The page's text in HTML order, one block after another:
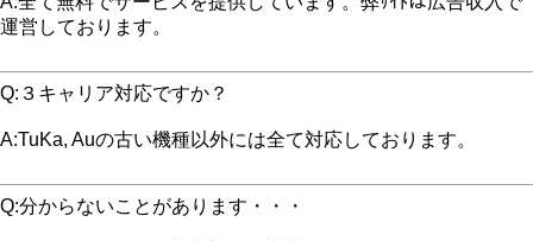
運営しております。
Q:３キャリア対応ですか？
A:TuKa, Auの古い機種以外には全て対応しております。
Q:分からないことがあります・・・